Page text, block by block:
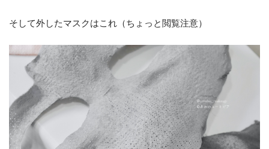
そして外したマスクはこれ（ちょっと閲覧注意）